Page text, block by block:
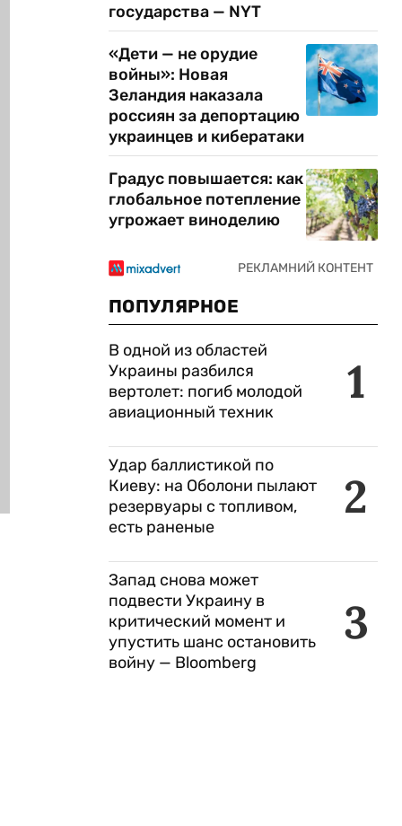
государства — NYT
«Дети — не орудие
войны»: Новая
Зеландия наказала
россиян за депортацию
украинцев и кибератаки
Градус повышается: как
глобальное потепление
угрожает виноделию
ПОПУЛЯРНОЕ
1
В одной из областей
Украины разбился
вертолет: погиб молодой
авиационный техник
2
Удар баллистикой по
Киеву: на Оболони пылают
резервуары с топливом,
есть раненые
3
Запад снова может
подвести Украину в
критический момент и
упустить шанс остановить
войну — Bloomberg